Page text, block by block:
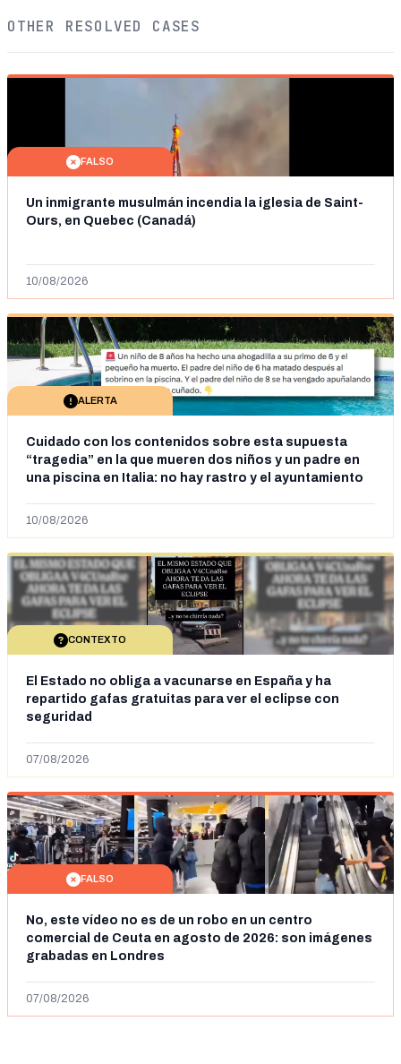
OTHER RESOLVED CASES
FALSO
Un inmigrante musulmán incendia la iglesia de Saint-
Ours, en Quebec (Canadá)
10/08/2026
ALERTA
Cuidado con los contenidos sobre esta supuesta
“tragedia” en la que mueren dos niños y un padre en
una piscina en Italia: no hay rastro y el ayuntamiento
10/08/2026
CONTEXTO
El Estado no obliga a vacunarse en España y ha
repartido gafas gratuitas para ver el eclipse con
seguridad
07/08/2026
FALSO
No, este vídeo no es de un robo en un centro
comercial de Ceuta en agosto de 2026: son imágenes
grabadas en Londres
07/08/2026